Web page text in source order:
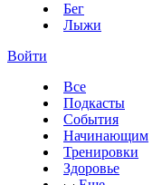
Бег
Лыжи
Войти
Все
Подкасты
События
Начинающим
Тренировки
Здоровье